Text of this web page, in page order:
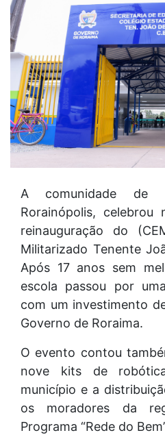
A comunidade de
Rorainópolis, celebrou
reinauguração do
Militarizado Tenente
Após 17 anos sem
escola passou por
com um investimento
Governo de Roraima.
O evento contou
nove kits de
município e a
os moradores da
Programa “Rede do